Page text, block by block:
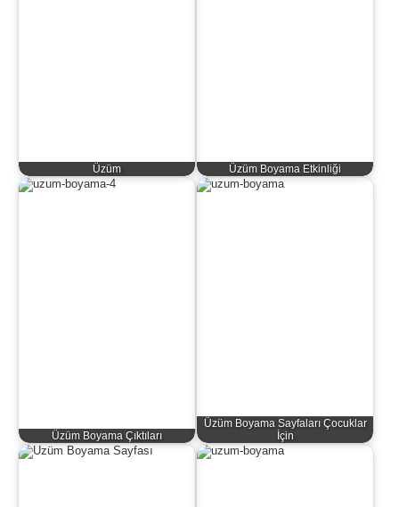
Üzüm Üzüm Boyama Etkinliği
Üzüm Boyama Çıktıları
Üzüm Boyama Sayfaları Çocuklar
İçin